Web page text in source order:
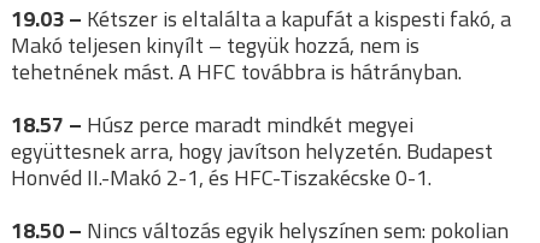
19.03 – Kétszer is eltalálta a kapufát a kispesti fakó, a
Makó teljesen kinyílt – tegyük hozzá, nem is
tehetnének mást. A HFC továbbra is hátrányban.
18.57 – Húsz perce maradt mindkét megyei
együttesnek arra, hogy javítson helyzetén. Budapest
Honvéd II.-Makó 2-1, és HFC-Tiszakécske 0-1.
18.50 – Nincs változás egyik helyszínen sem: pokolian